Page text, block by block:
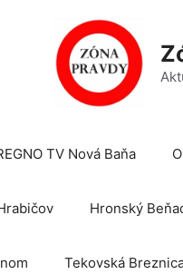
TV Nová Baňa
Hronský
Tekovská